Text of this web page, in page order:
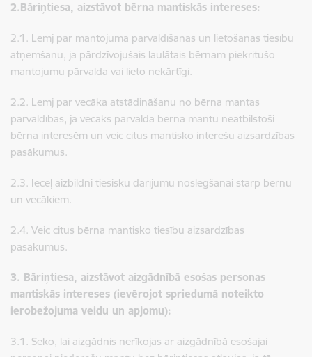
2.Bāriņtiesa, aizstāvot bērna mantiskās intereses:
2.1. Lemj par mantojuma pārvaldīšanas un lietošanas tiesību
atņemšanu, ja pārdzīvojušais laulātais bērnam piekritušo
mantojumu pārvalda vai lieto nekārtīgi.
2.2. Lemj par vecāka atstādināšanu no bērna mantas
pārvaldības, ja vecāks pārvalda bērna mantu neatbilstoši
bērna interesēm un veic citus mantisko interešu aizsardzības
pasākumus.
2.3. Ieceļ aizbildni tiesisku darījumu noslēgšanai starp bērnu
un vecākiem.
2.4. Veic citus bērna mantisko tiesību aizsardzības
pasākumus.
3. Bāriņtiesa, aizstāvot aizgādnībā esošas personas
mantiskās intereses (ievērojot spriedumā noteikto
ierobežojuma veidu un apjomu):
3.1. Seko, lai aizgādnis nerīkojas ar aizgādnībā esošajai